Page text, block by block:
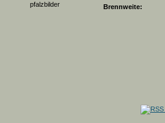
pfalzbilder
Brennweite: